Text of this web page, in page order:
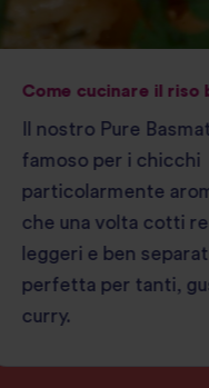
Come cucinare il riso
Il nostro Pure
famoso per i chicchi
particolarmente
che una volta cotti
leggeri e ben
perfetta per tanti,
curry.